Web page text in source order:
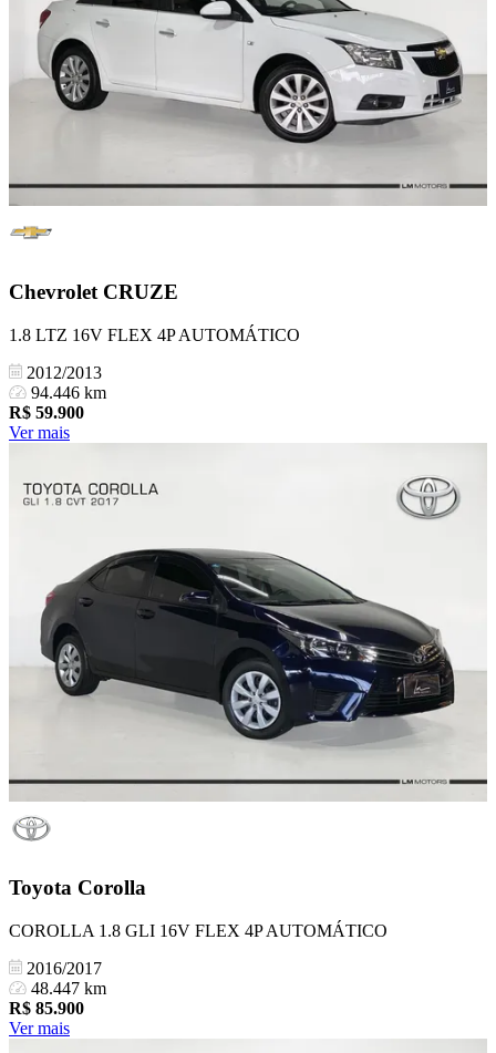
Chevrolet CRUZE
1.8 LTZ 16V FLEX 4P AUTOMÁTICO
2012/2013
94.446 km
R$ 59.900
Ver mais
Toyota Corolla
COROLLA 1.8 GLI 16V FLEX 4P AUTOMÁTICO
2016/2017
48.447 km
R$ 85.900
Ver mais